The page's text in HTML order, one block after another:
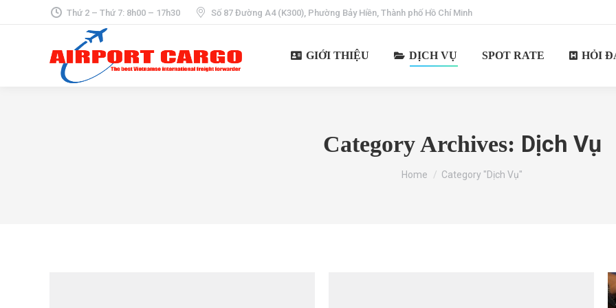
Thứ 2 – Thứ 7: 8h00 – 17h30 Số 87 Đường A4 (K300), Phường Bảy Hiền, Thành phố Hồ Chí Minh
GIỚI THIỆU DỊCH VỤ SPOT RATE HỎI
Category Archives: Dịch Vụ
You are here:
Home Category "Dịch Vụ"